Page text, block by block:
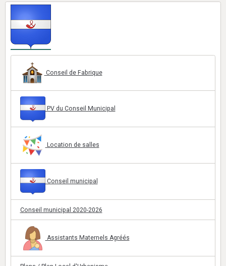
Conseil de Fabrique
PV du Conseil Municipal
Location de salles
Conseil municipal
Conseil municipal 2020-2026
Assistants Maternels Agréés